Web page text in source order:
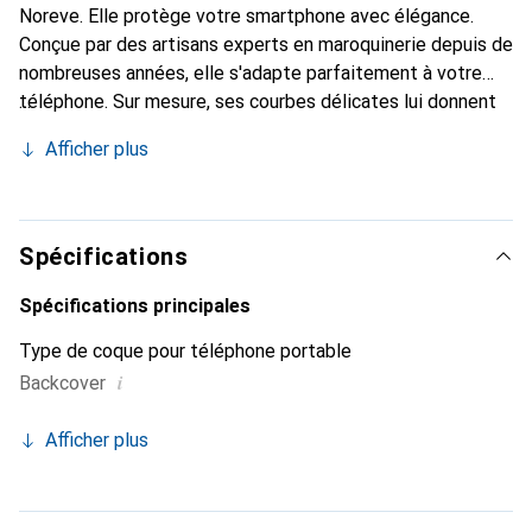
Noreve. Elle protège votre smartphone avec élégance.
Conçue par des artisans experts en maroquinerie depuis de
nombreuses années, elle s'adapte parfaitement à votre
téléphone. Sur mesure, ses courbes délicates lui donnent
et indispensable pour votre smartphone. Reconnaître
marque Noreve est un choix sûr pour une clientèle
exigeante.
Afficher plus
Spécifications
Spécifications principales
Type de coque pour téléphone portable
Backcover i
Afficher plus